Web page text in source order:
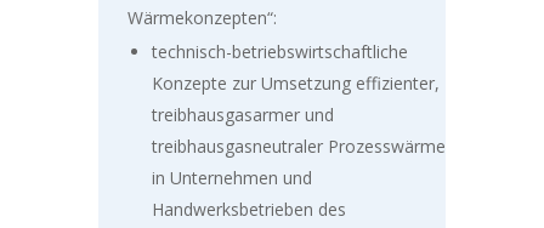
Wärmekonzepten“:
technisch-betriebswirtschaftliche
Konzepte zur Umsetzung effizienter,
treibhausgasarmer und
treibhausgasneutraler Prozesswärme
in Unternehmen und
Handwerksbetrieben des